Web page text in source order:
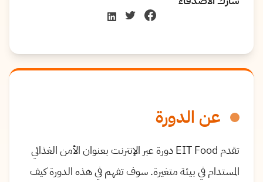
عن الدورة
تقدم EIT Food دورة عبر الإنترنت بعنوان الأمن الغذائي
المستدام في بيئة متغيرة. سوف تفهم في هذه الدورة كيف